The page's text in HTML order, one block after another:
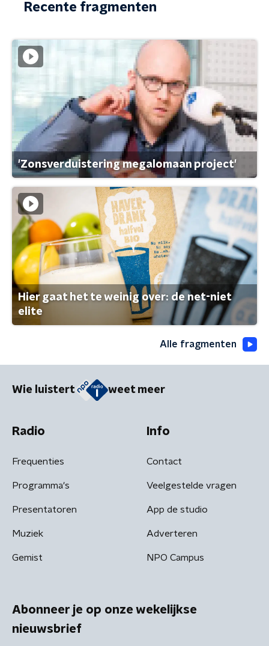
Recente fragmenten
'Zonsverduistering megalomaan project'
Hier gaat het te weinig over: de net-niet
elite
Alle fragmenten
Wie luistert weet meer
Radio
Frequenties
Programma's
Presentatoren
Muziek
Gemist
Info
Contact
Veelgestelde vragen
App de studio
Adverteren
NPO Campus
Abonneer je op onze wekelijkse
nieuwsbrief